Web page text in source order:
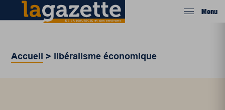
Menu
Accueil > libéralisme économique